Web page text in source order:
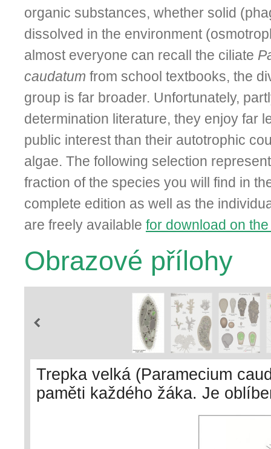
organic substances, whether solid
dissolved in the environment
almost everyone can recall the ciliate
caudatum from school textbooks, the
group is far broader. Unfortunately,
determination literature, they enjoy far
public interest than their autotrophic
algae. The following selection
fraction of the species you will find in
complete edition as well as the
are freely available for download on
Obrazové přílohy
Trepka velká (Paramecium
paměti každého žáka. Je
rozpoznatelnost a rychlý růst